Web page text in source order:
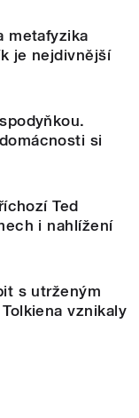
metafyzika
je nejdivnější
si
Ted
i nahlížení
s utrženým
vznikaly